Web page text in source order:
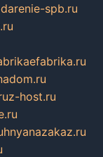
spb.ru
z-host.ru